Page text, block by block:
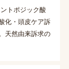
トポジック酸
化・頭皮ケア訴
天然由来訴求の